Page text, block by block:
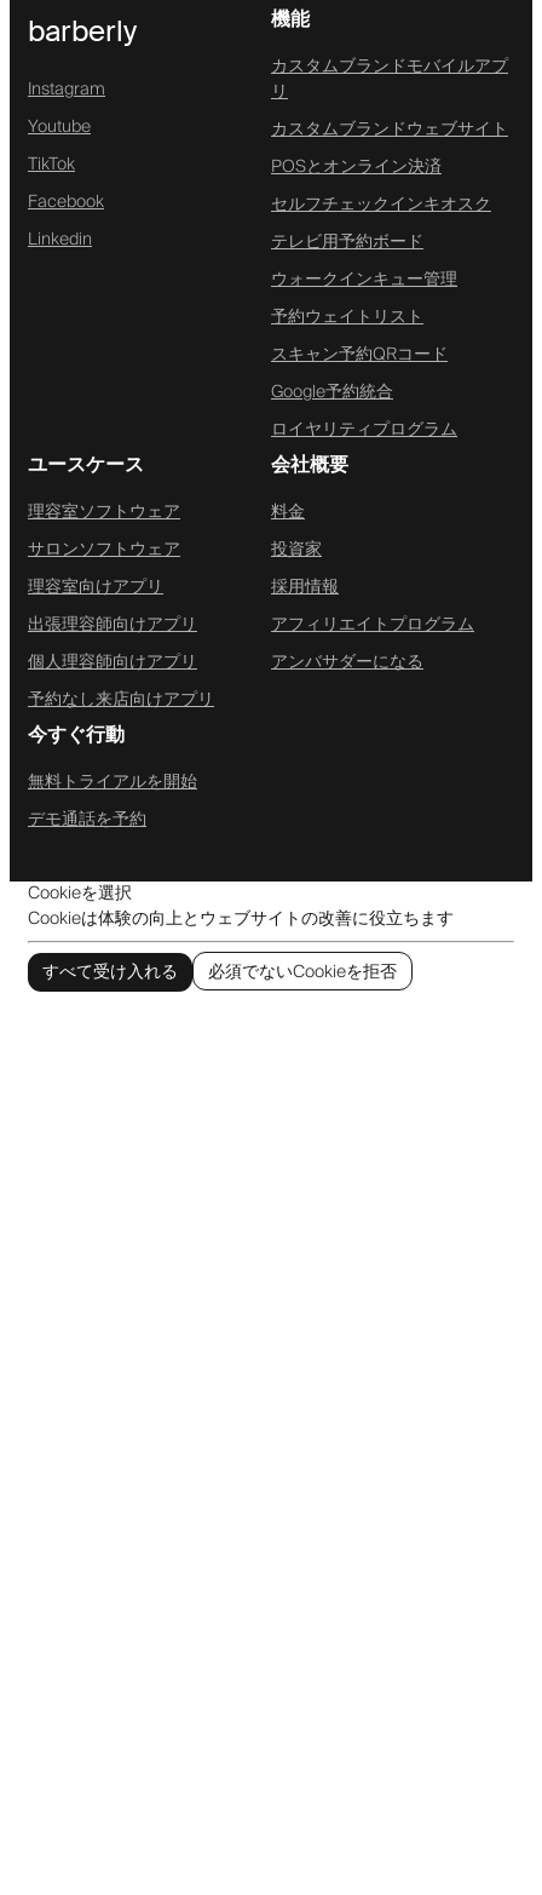
barberly
Instagram
Youtube
TikTok
Facebook
Linkedin
機能
カスタムブランドモバイルアプ
リ
カスタムブランドウェブサイト
POSとオンライン決済
セルフチェックインキオスク
テレビ用予約ボード
ウォークインキュー管理
予約ウェイトリスト
スキャン予約QRコード
Google予約統合
ロイヤリティプログラム
ユースケース
理容室ソフトウェア
サロンソフトウェア
理容室向けアプリ
出張理容師向けアプリ
個人理容師向けアプリ
予約なし来店向けアプリ
会社概要
料金
投資家
採用情報
アフィリエイトプログラム
アンバサダーになる
今すぐ行動
無料トライアルを開始
デモ通話を予約
Cookieを選択
Cookieは体験の向上とウェブサイトの改善に役立ちます
すべて受け入れる
必須でないCookieを拒否